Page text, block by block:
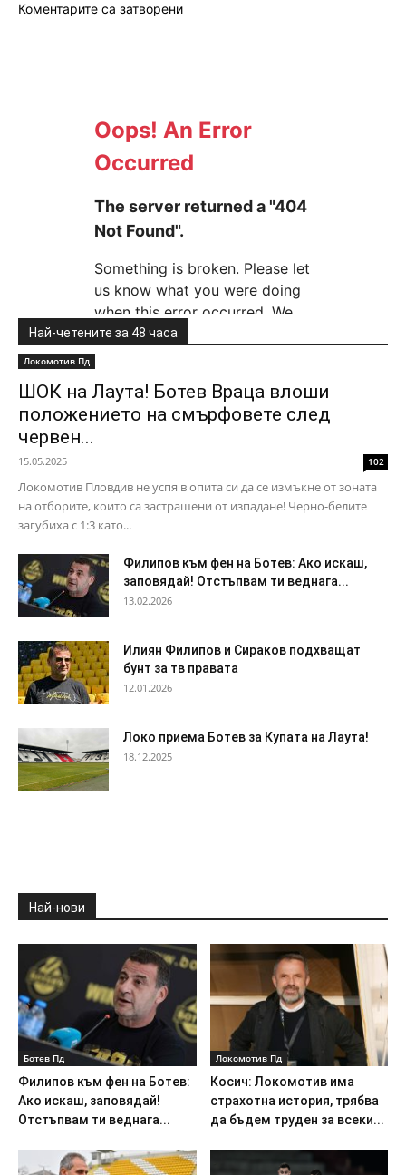
Коментарите са затворени
Най-четените за 48 часа
Локомотив Пд
ШОК на Лаута! Ботев Враца влоши
положението на смърфовете след
червен...
15.05.2025 102
Локомотив Пловдив не успя в опита си да се измъкне от зоната
на отборите, които са застрашени от изпадане! Черно-белите
загубиха с 1:3 като...
Филипов към фен на Ботев: Ако искаш,
заповядай! Отстъпвам ти веднага...
13.02.2026
Илиян Филипов и Сираков подхващат
бунт за тв правата
12.01.2026
Локо приема Ботев за Купата на Лаута!
18.12.2025
Най-нови
Ботев Пд
Филипов към фен на Ботев:
Ако искаш, заповядай!
Отстъпвам ти веднага...
Локомотив Пд
Косич: Локомотив има
страхотна история, трябва
да бъдем труден за всеки...